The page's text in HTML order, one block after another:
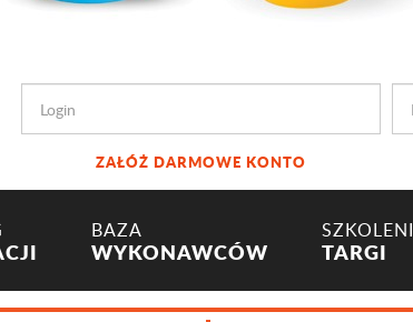
ZAŁÓŻ DARMOWE KONTO
BAZA
WYKONAWCÓW TARGI